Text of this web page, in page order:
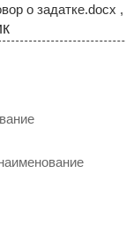
о задатке.docx